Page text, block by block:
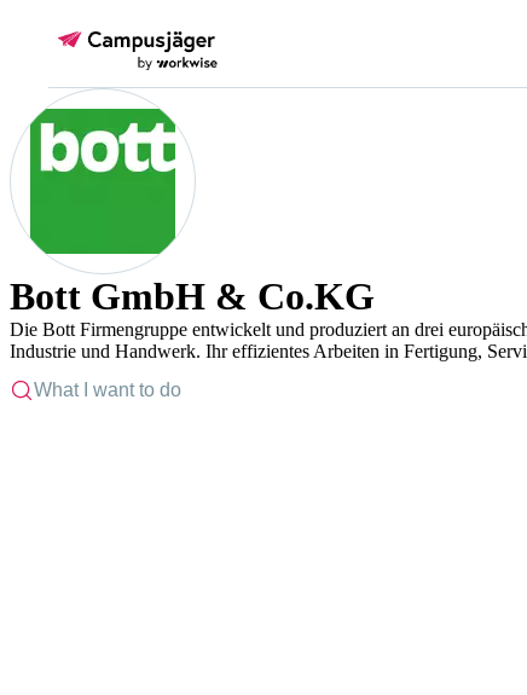
Bott GmbH & Co.KG
Die Bott Firmengruppe entwickelt und produziert an drei
Industrie und Handwerk. Ihr effizientes Arbeiten in Fertigung,